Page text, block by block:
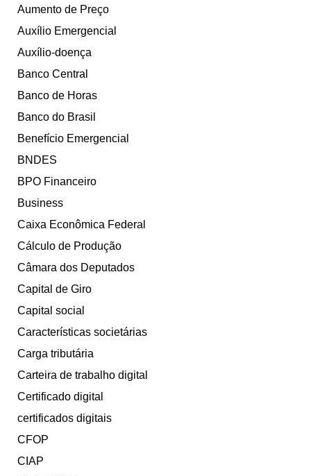
Aumento de Preço
Auxílio Emergencial
Auxílio-doença
Banco Central
Banco de Horas
Banco do Brasil
Benefício Emergencial
BNDES
BPO Financeiro
Business
Caixa Econômica Federal
Cálculo de Produção
Câmara dos Deputados
Capital de Giro
Capital social
Características societárias
Carga tributária
Carteira de trabalho digital
Certificado digital
certificados digitais
CFOP
CIAP